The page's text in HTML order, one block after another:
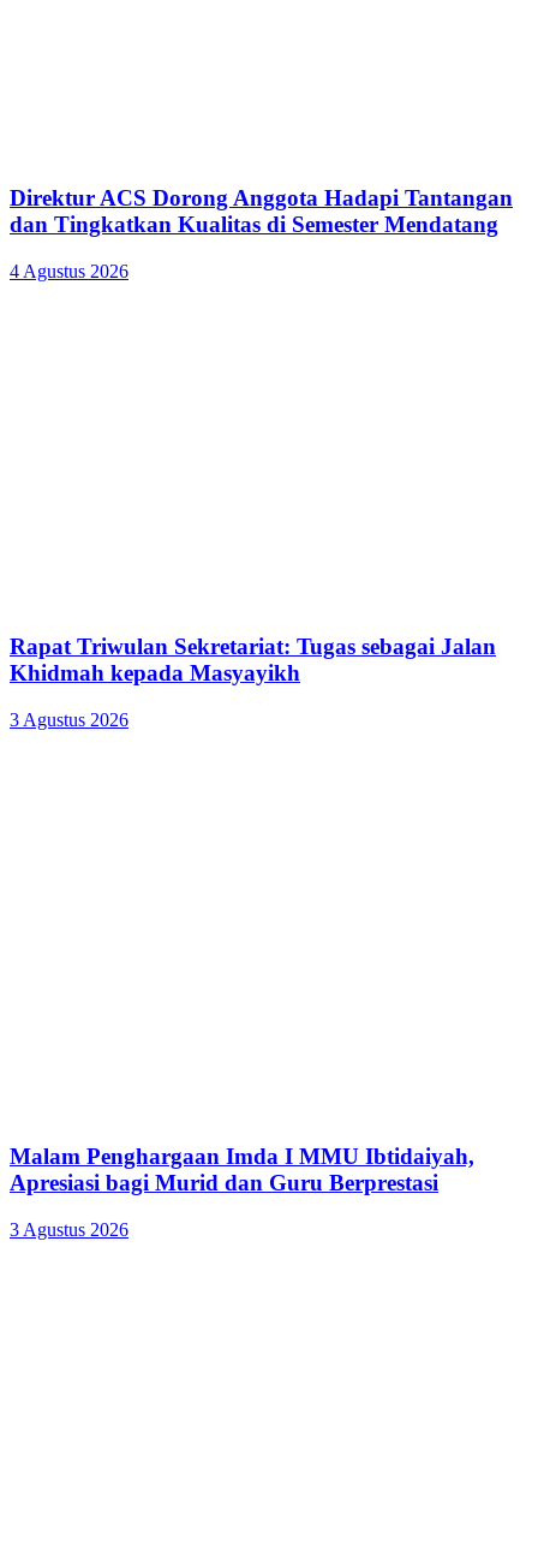
Direktur ACS Dorong Anggota Hadapi Tantangan
dan Tingkatkan Kualitas di Semester Mendatang
4 Agustus 2026
Rapat Triwulan Sekretariat: Tugas sebagai Jalan
Khidmah kepada Masyayikh
3 Agustus 2026
Malam Penghargaan Imda I MMU Ibtidaiyah,
Apresiasi bagi Murid dan Guru Berprestasi
3 Agustus 2026